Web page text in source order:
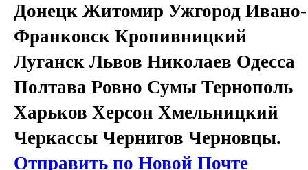
Донецк Житомир Ужгород Ивано-
Франковск Кропивницкий
Луганск Львов Николаев Одесса
Полтава Ровно Сумы Тернополь
Харьков Херсон Хмельницкий
Черкассы Чернигов Черновцы.
Отправить по Новой Почте